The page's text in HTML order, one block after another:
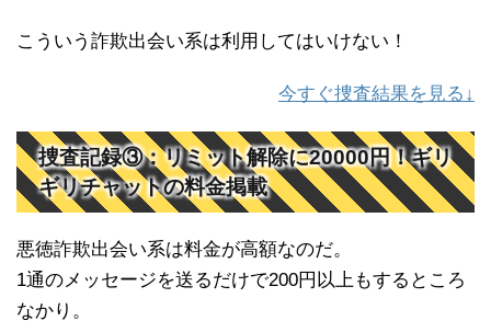
こういう詐欺出会い系は利用してはいけない！
今すぐ捜査結果を見る↓
捜査記録③：リミット解除に20000円！ギリ
ギリチャットの料金掲載
悪徳詐欺出会い系は料金が高額なのだ。
1通のメッセージを送るだけで200円以上もするところ
なかり。